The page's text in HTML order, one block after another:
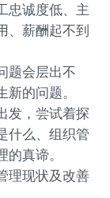
忠诚度低、主
、薪酬起不到
题会层出不
的问题。
发，尝试着探
什么、组织管
真谛。
理现状及改善